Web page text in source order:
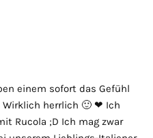
einem sofort das Gefühl
herrlich 🙂 ❤ Ich
Rucola ;D Ich mag zwar